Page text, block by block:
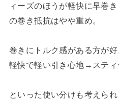
ィーズのほうが軽快に早巻
の巻き抵抗はやや重め。
巻きにトルク感がある方が
軽快で軽い引き心地→スティ
といった使い分けも考えられ